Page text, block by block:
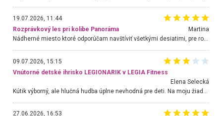
19.07.2026, 11:44
Rozprávkový les pri kolibe Panoráma
Martina
Nádherné miesto ktoré odporúčam navštíviť všetkými desiatimi, pre rodiny s deťmi, dôchodcom... Proste a jednoducho ozaj rozprávkový les.. určite ešte prídeme. Odniesli sme si na pamiatku krásne tričká,
09.07.2026, 15:15
Vnútorné detské ihrisko LEGIONARIK v LEGIA Fitness
Elena Selecká
27.06.2026, 16:53